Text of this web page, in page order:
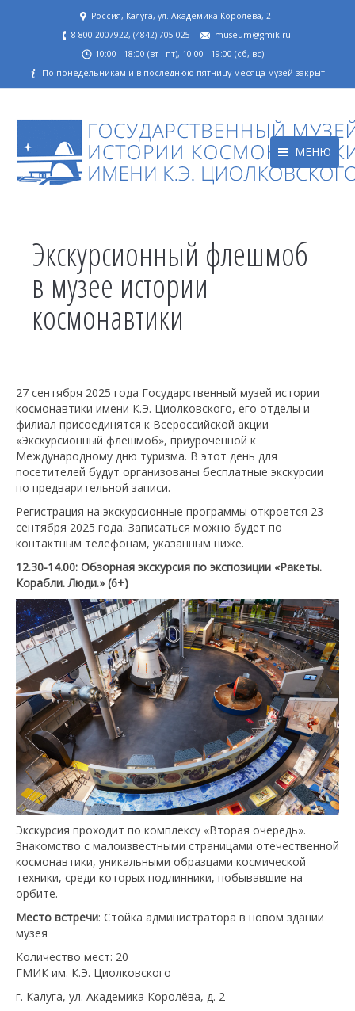
Россия, Калуга, ул. Академика Королёва, 2
8 800 2007922, (4842) 705-025
museum@gmik.ru
10:00 - 18:00 (вт - пт), 10:00 - 19:00 (сб, вс).
По понедельникам и в последнюю пятницу месяца музей закрыт.
МЕНЮ
Экскурсионный флешмоб
в музее истории
космонавтики
27 сентября 2025 года Государственный музей истории
космонавтики имени К.Э. Циолковского, его отделы и
филиал присоединятся к Всероссийской акции
«Экскурсионный флешмоб», приуроченной к
Международному дню туризма. В этот день для
посетителей будут организованы бесплатные экскурсии
по предварительной записи.
Регистрация на экскурсионные программы откроется 23
сентября 2025 года. Записаться можно будет по
контактным телефонам, указанным ниже.
12.30-14.00: Обзорная экскурсия по экспозиции «Ракеты.
Корабли. Люди.» (6+)
Экскурсия проходит по комплексу «Вторая очередь».
Знакомство с малоизвестными страницами отечественной
космонавтики, уникальными образцами космической
техники, среди которых подлинники, побывавшие на
орбите.
Место встречи: Стойка администратора в новом здании
музея
Количество мест: 20
ГМИК им. К.Э. Циолковского
г. Калуга, ул. Академика Королёва, д. 2